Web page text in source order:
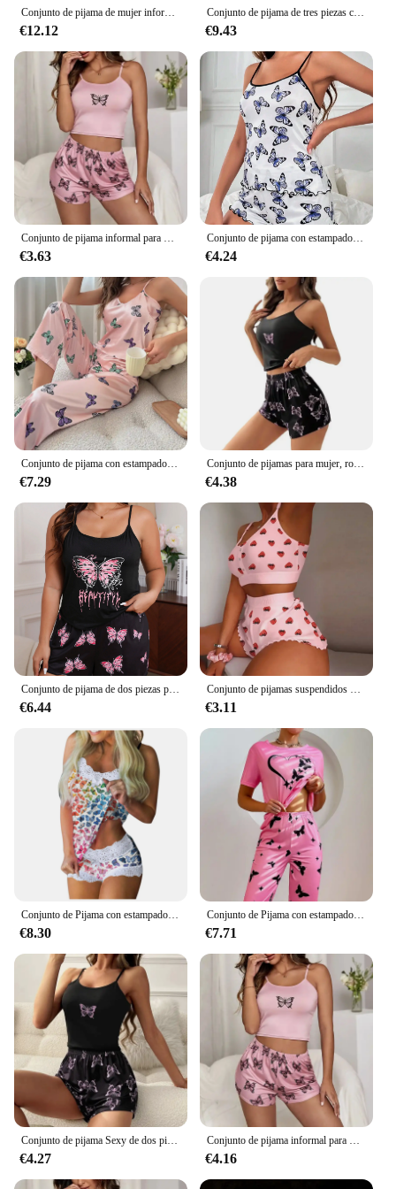
Conjunto de pijama de mujer informal y cómodo con cuello redondo y manga larga y pantalones negros con estampado de mariposas
€12.12
Conjunto de pijama de tres piezas con estampado de mariposa para mujer, top corto con cuello halter, cómodo y elegante, sexy, nuevo
€9.43
Conjunto de pijama informal para mujer, Top de camuflaje con cuello redondo y estampado de mariposa con tirantes de dos piezas, combinado con pantalones cortos
€3.63
Conjunto de pijama con estampado de mariposa para mujer, Top de camisola con cuello redondo y pantalones cortos con ribete de lechuga, ropa de dormir suave para verano
€4.24
€7.29
Conjunto de pijamas para mujer, ropa de dormir con 2 piezas, camisetas sin mangas cortas y pantalones cortos S M L negro, transpirable, suave, informal, estampado de mariposa
€4.38
€6.44 €3.11
€8.30
Conjunto de Pijama con estampado de mariposa para mujer, de 2 piezas ropa de dormir, Tops de manga corta con pantalones, Verano
€7.71
€4.27 €4.16